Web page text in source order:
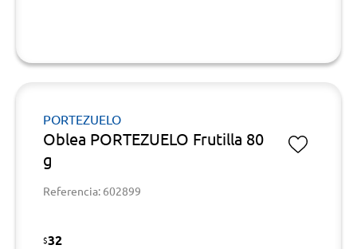
PORTEZUELO
Oblea PORTEZUELO Frutilla 80
g
Referencia: 602899
$32